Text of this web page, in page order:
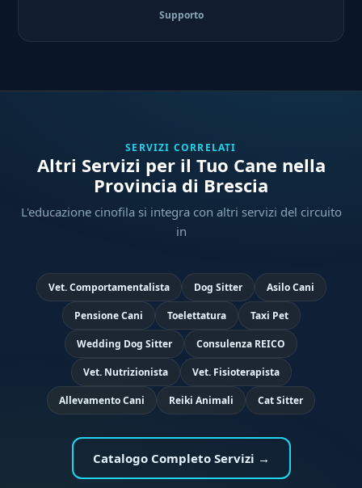
Supporto
SERVIZI CORRELATI
Altri Servizi per il Tuo Cane nella
Provincia di Brescia
L'educazione cinofila si integra con altri servizi del circuito
in
Vet. Comportamentalista Dog Sitter Asilo Cani
Pensione Cani Toelettatura Taxi Pet
Wedding Dog Sitter Consulenza REICO
Vet. Nutrizionista Vet. Fisioterapista
Allevamento Cani Reiki Animali Cat Sitter
Catalogo Completo Servizi →